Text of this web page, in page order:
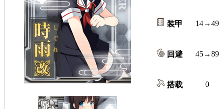
装甲 14→49
回避 45→89
搭载 0